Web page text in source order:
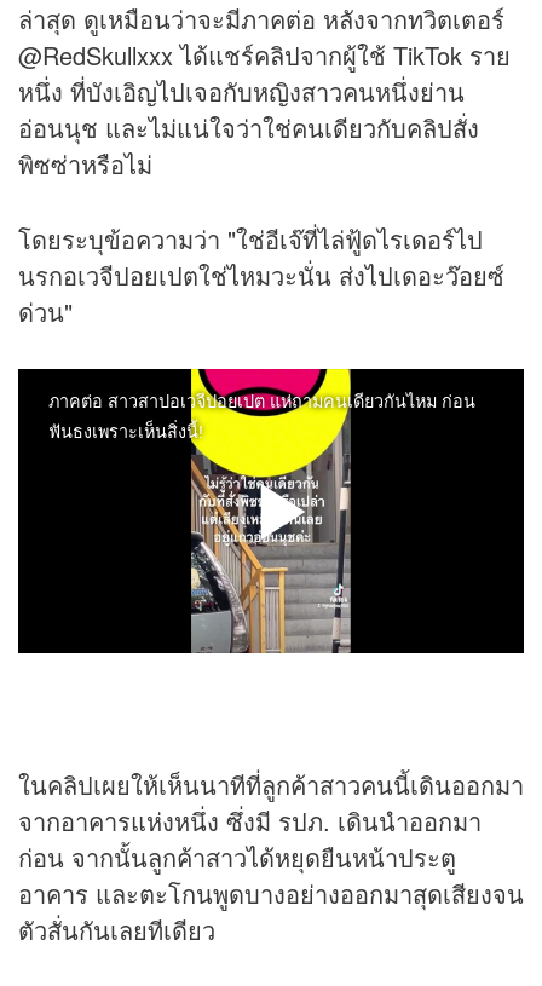
ล่าสุด ดูเหมือนว่าจะมีภาคต่อ หลังจากทวิตเตอร์
@RedSkullxxx ได้แชร์คลิปจากผู้ใช้ TikTok ราย
หนึ่ง ที่บังเอิญไปเจอกับหญิงสาวคนหนึ่งย่าน
อ่อนนุช และไม่แน่ใจว่าใช่คนเดียวกับคลิปสั่ง
พิซซ่าหรือไม่
โดยระบุข้อความว่า "ใช่อีเจ๊ที่ไล่ฟู้ดไรเดอร์ไป
นรกอเวจีปอยเปตใช่ไหมวะนั่น ส่งไปเดอะว๊อยซ์
ด่วน"
ในคลิปเผยให้เห็นนาทีที่ลูกค้าสาวคนนี้เดินออกมา
จากอาคารแห่งหนึ่ง ซึ่งมี รปภ. เดินนำออกมา
ก่อน จากนั้นลูกค้าสาวได้หยุดยืนหน้าประตู
อาคาร และตะโกนพูดบางอย่างออกมาสุดเสียงจน
ตัวสั่นกันเลยทีเดียว